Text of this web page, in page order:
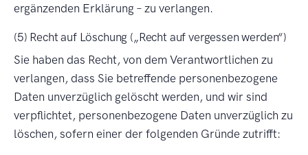
ergänzenden Erklärung – zu verlangen.
(5) Recht auf Löschung ( Recht auf vergessen werden )
Sie haben das Recht, von dem Verantwortlichen zu
verlangen, dass Sie betreffende personenbezogene
Daten unverzüglich gelöscht werden, und wir sind
verpflichtet, personenbezogene Daten unverzüglich zu
löschen, sofern einer der folgenden Gründe zutrifft: